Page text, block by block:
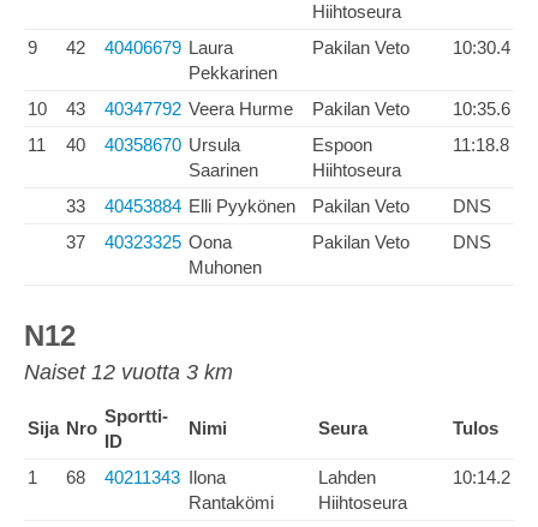
Hiihtoseura
9 42 40406679 Laura
Pekkarinen
Pakilan Veto 10:30.4
10 43 40347792 Veera Hurme Pakilan Veto
10:35.6
11
40 40358670 Ursula
Saarinen
Espoon
Hiihtoseura
11:18.8
33 40453884 Elli Pyykönen Pakilan Veto
DNS
37
40323325 Oona
Muhonen
Pakilan Veto DNS
N12
Naiset 12 vuotta 3 km
Sija Nro
Sportti-
ID
Nimi Seura Tulos
1 68 40211343 Ilona
Rantakömi
Lahden
Hiihtoseura
10:14.2